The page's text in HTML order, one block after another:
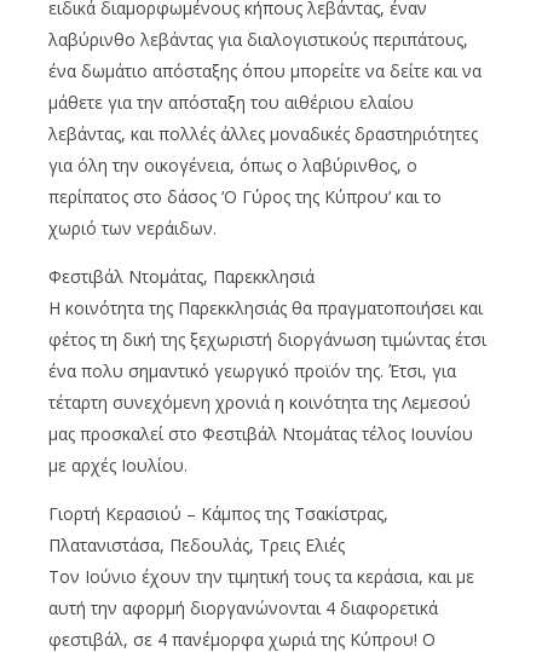
ειδικά διαμορφωμένους κήπους λεβάντας, έναν
λαβύρινθο λεβάντας για διαλογιστικούς περιπάτους,
ένα δωμάτιο απόσταξης όπου μπορείτε να δείτε και να
μάθετε για την απόσταξη του αιθέριου ελαίου
λεβάντας, και πολλές άλλες μοναδικές δραστηριότητες
για όλη την οικογένεια, όπως ο λαβύρινθος, ο
περίπατος στο δάσος ‘Ο Γύρος της Κύπρου’ και το
χωριό των νεράιδων.
Φεστιβάλ Ντομάτας, Παρεκκλησιά
Η κοινότητα της Παρεκκλησιάς θα πραγματοποιήσει και
φέτος τη δική της ξεχωριστή διοργάνωση τιμώντας έτσι
ένα πολυ σημαντικό γεωργικό προϊόν της. Έτσι, για
τέταρτη συνεχόμενη χρονιά η κοινότητα της Λεμεσού
μας προσκαλεί στο Φεστιβάλ Ντομάτας τέλος Ιουνίου
με αρχές Ιουλίου.
Γιορτή Κερασιού – Κάμπος της Τσακίστρας,
Πλατανιστάσα, Πεδουλάς, Τρεις Ελιές
Τον Ιούνιο έχουν την τιμητική τους τα κεράσια, και με
αυτή την αφορμή διοργανώνονται 4 διαφορετικά
φεστιβάλ, σε 4 πανέμορφα χωριά της Κύπρου! Ο